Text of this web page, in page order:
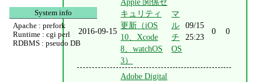
2016-09-15
Apple 関係セ
キュリティ
更新（iOS
10、Xcode
8、watchOS
3）
マ
ル
チ
OS
09/15
25:23
0 0
Adobe Digital
System info
Apache : prefork
Runtime : cgi perl
RDBMS : pseudo DB